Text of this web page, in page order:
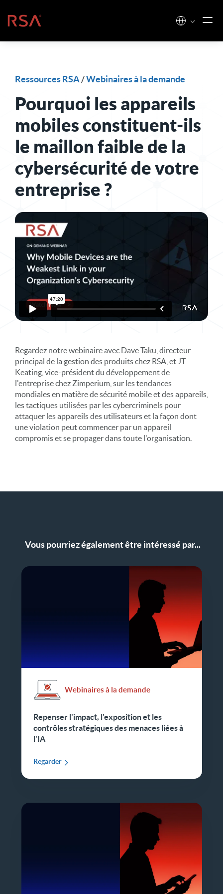
Accueil
Ressources RSA/Webinaires à la demande
Pourquoi les appareils
mobiles constituent-ils
le maillon faible de la
cybersécurité de votre
entreprise ?
Regardez notre webinaire avec Dave Taku, directeur
principal de la gestion des produits chez RSA, et JT
Keating, vice-président du développement de
l'entreprise chez Zimperium, sur les tendances
mondiales en matière de sécurité mobile et des appareils,
les tactiques utilisées par les cybercriminels pour
attaquer les appareils des utilisateurs et la façon dont
une violation peut commencer par un appareil
compromis et se propager dans toute l'organisation.
Vous pourriez également être intéressé par...
Webinaires à la demande
Repenser l'impact, l'exposition et les
contrôles stratégiques des menaces liées à
l'IA
Regarder